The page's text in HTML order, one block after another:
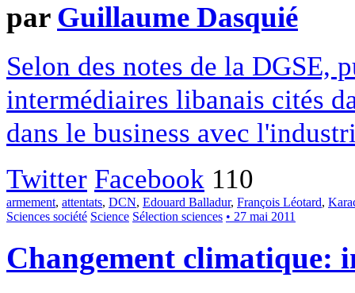
par Guillaume Dasquié
Selon des notes de la DGSE,
intermédiaires libanais cités
dans le business avec
Twitter Facebook 110
armement, attentats, DCN, Edouard Balladur, François Léotard,
Sciences société Science Sélection sciences • 27 mai 2011
Changement climatique: